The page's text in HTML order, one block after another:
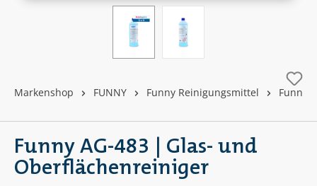
Markenshop FUNNY Funny Reinigungsmittel Funny
Funny AG-483 | Glas- und
Oberflächenreiniger